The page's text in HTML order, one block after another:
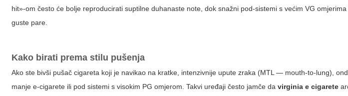
hit»-om često će bolje reproducirati suptilne duhanaste note, dok snažni pod-sistemi s većim VG
guste pare.
Kako birati prema stilu pušenja
Ako ste bivši pušač cigareta koji je navikao na kratke, intenzivnije upute zraka (MTL — mouth-to-lung),
manje e-cigarete ili pod sistemi s visokim PG omjerom. Takvi uređaji često jamče davirginia e cigarete